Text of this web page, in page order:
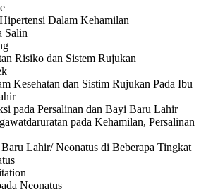
Dalam Kehamilan
Salin
Risiko dan Sistem Rujukan
Kesehatan dan Sistim Rujukan Pada Ibu
pada Persalinan dan Bayi Baru Lahir
pada Kehamilan, Persalinan
Lahir/ Neonatus di Beberapa Tingkat
Neonatus